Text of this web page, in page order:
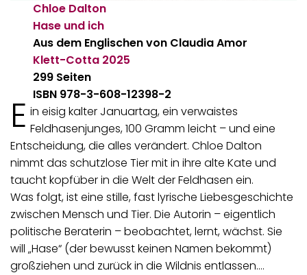
Chloe Dalton
Hase und ich
Aus dem Englischen von Claudia Amor
Klett-Cotta 2025
299 Seiten
ISBN 978-3-608-12398-2
E in eisig kalter Januartag, ein verwaistes
Feldhasenjunges, 100 Gramm leicht – und eine
Entscheidung, die alles verändert. Chloe Dalton
nimmt das schutzlose Tier mit in ihre alte Kate und
taucht kopfüber in die Welt der Feldhasen ein.
Was folgt, ist eine stille, fast lyrische Liebesgeschichte
zwischen Mensch und Tier. Die Autorin – eigentlich
politische Beraterin – beobachtet, lernt, wächst. Sie
will „Hase“ (der bewusst keinen Namen bekommt)
großziehen und zurück in die Wildnis entlassen.…